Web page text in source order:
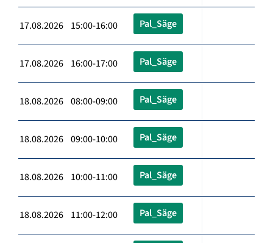
17.08.2026 15:00-16:00 Pal_Säge
17.08.2026 16:00-17:00 Pal_Säge
18.08.2026 08:00-09:00 Pal_Säge
18.08.2026 09:00-10:00 Pal_Säge
18.08.2026 10:00-11:00 Pal_Säge
18.08.2026 11:00-12:00 Pal_Säge